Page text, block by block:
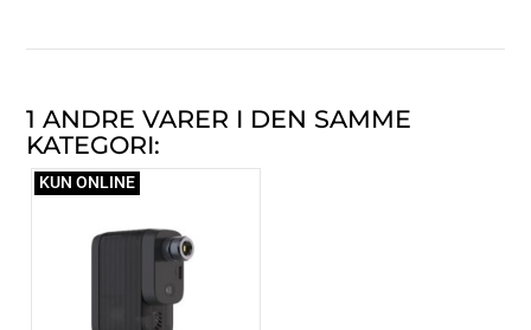
1 ANDRE VARER I DEN SAMME
KATEGORI:
KUN ONLINE